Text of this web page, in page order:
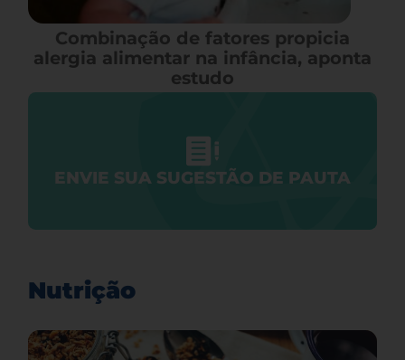
Combinação de fatores propicia
alergia alimentar na infância, aponta
estudo
ENVIE SUA SUGESTÃO DE PAUTA
Nutrição